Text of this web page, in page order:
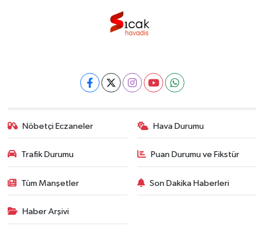
Nöbetçi Eczaneler Hava Durumu
Trafik Durumu Puan Durumu ve Fikstür
Tüm Manşetler Son Dakika Haberleri
Haber Arşivi